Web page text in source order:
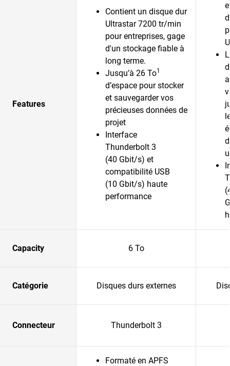
Features
Contient un disque dur
Ultrastar 7200 tr/min
pour entreprises, gage
d'un stockage fiable à
long terme.
Jusqu’à 26 To1
d’espace pour stocker
et sauvegarder vos
précieuses données de
projet
Interface
Thunderbolt 3
(40 Gbit/s) et
compatibilité USB
(10 Gbit/s) haute
performance
Capacity 6 To
Catégorie Disques durs externes
Connecteur Thunderbolt 3
Formaté en APFS